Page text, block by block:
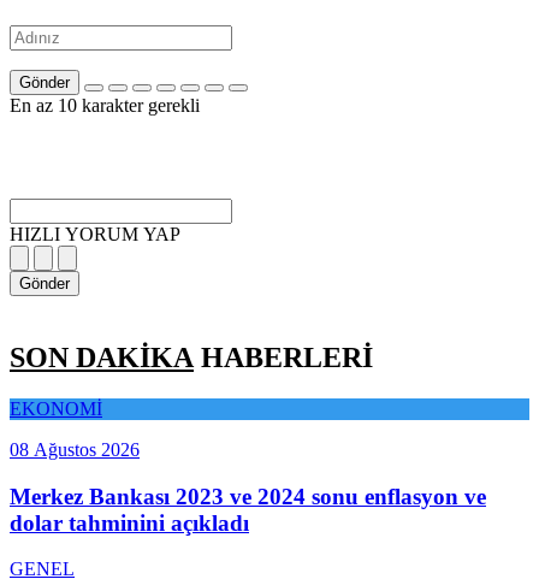
Gönder
En az 10 karakter gerekli
HIZLI YORUM YAP
Gönder
SON DAKİKA HABERLERİ
EKONOMİ
08 Ağustos 2026
Merkez Bankası 2023 ve 2024 sonu enflasyon ve
dolar tahminini açıkladı
GENEL